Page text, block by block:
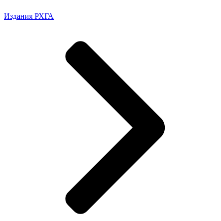
Издания РХГА